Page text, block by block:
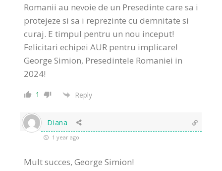
Romanii au nevoie de un Presedinte care sa i
protejeze si sa i reprezinte cu demnitate si
curaj. E timpul pentru un nou inceput!
Felicitari echipei AUR pentru implicare!
George Simion, Presedintele Romaniei in
2024!
1 Reply
Diana
1 year ago
Mult succes, George Simion!